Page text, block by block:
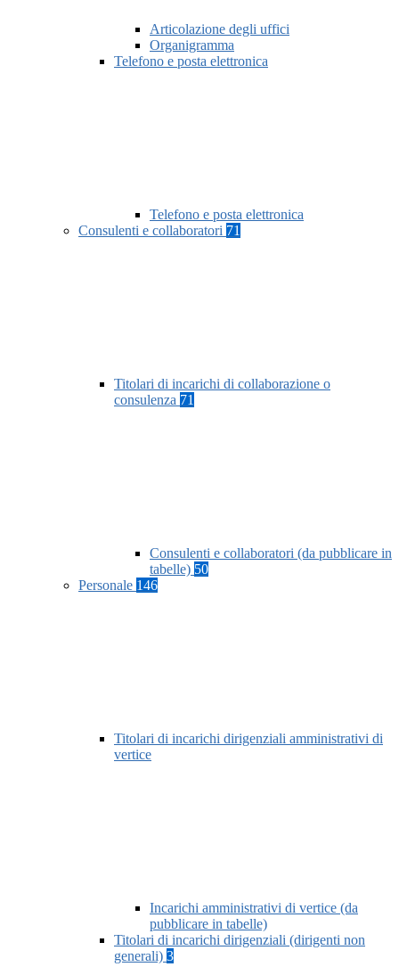
Articolazione degli uffici
Organigramma
Telefono e posta elettronica
Telefono e posta elettronica
Consulenti e collaboratori 71
Titolari di incarichi di collaborazione o
consulenza 71
Consulenti e collaboratori (da pubblicare in
tabelle) 50
Personale 146
Titolari di incarichi dirigenziali amministrativi di
vertice
Incarichi amministrativi di vertice (da
pubblicare in tabelle)
Titolari di incarichi dirigenziali (dirigenti non
generali) 3